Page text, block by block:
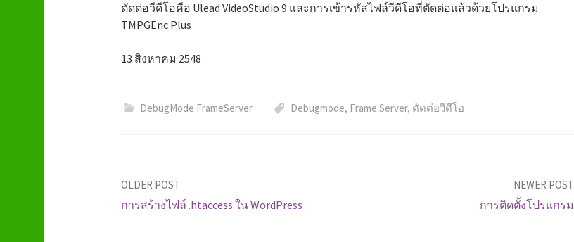
ตัดต่อวีดีโอคือ Ulead VideoStudio 9 และการเข้ารหัสไฟล์วีดีโอที่ตัดต่อแล้วด้วยโปรแกรม
TMPGEnc Plus
13 สิงหาคม 2548
DebugMode FrameServer Debugmode, Frame Server, ตัดต่อวีดีโอ
OLDER POST
การสร้างไฟล์ .htaccess ใน WordPress
NEWER POST
การติดตั้งโปรแกรม